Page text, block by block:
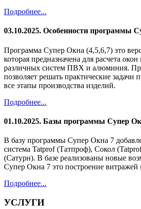
Подробнее...
03.10.2025. Особенности программы
Программа Супер Окна (4,5,6,7) это
которая предназначена для расчета
различных систем ПВХ и алюминия.
позволяет решать практические задачи
все этапы производства изделий.
Подробнее...
01.10.2025. Базы программы Супер
В базу программы Супер Окна 7
система Tatprof (Татпроф), Сокол
(Сатурн). В базе реализованы новые
Супер Окна 7 это построение витражей
Подробнее...
УСЛУГИ